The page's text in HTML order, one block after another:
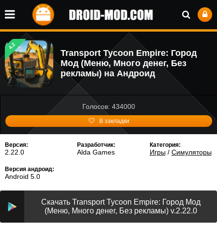
4.2
Transport Tycoon Empire: Город
Мод (Меню, Много денег, Без
рекламы) на Андроид
Голосов: 434000
В закладки
Версия:
2.22.0
Разработчик:
Alda Games
Категория:
Игры/ Симуляторы
Версия андроид:
Android 5.0
Скачать Transport Tycoon Empire: Город Мод
(Меню, Много денег, Без рекламы) v.2.22.0